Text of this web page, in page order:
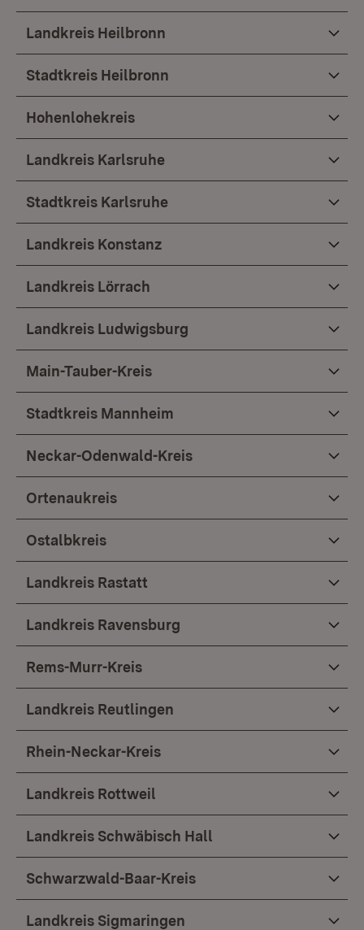
Landkreis Heilbronn
Stadtkreis Heilbronn
Hohenlohekreis
Landkreis Karlsruhe
Stadtkreis Karlsruhe
Landkreis Konstanz
Landkreis Lörrach
Landkreis Ludwigsburg
Main-Tauber-Kreis
Stadtkreis Mannheim
Neckar-Odenwald-Kreis
Ortenaukreis
Ostalbkreis
Landkreis Rastatt
Landkreis Ravensburg
Rems-Murr-Kreis
Landkreis Reutlingen
Rhein-Neckar-Kreis
Landkreis Rottweil
Landkreis Schwäbisch Hall
Schwarzwald-Baar-Kreis
Landkreis Sigmaringen